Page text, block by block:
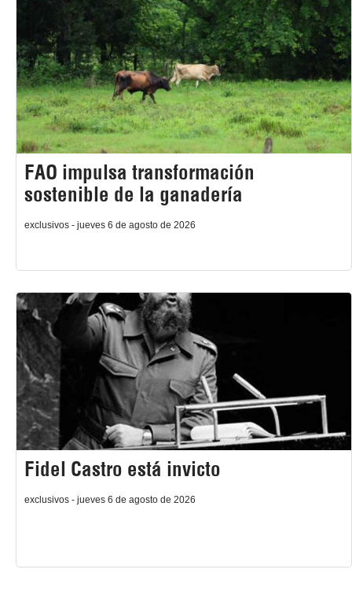
FAO impulsa transformación
sostenible de la ganadería
exclusivos - jueves 6 de agosto de 2026
Fidel Castro está invicto
exclusivos - jueves 6 de agosto de 2026